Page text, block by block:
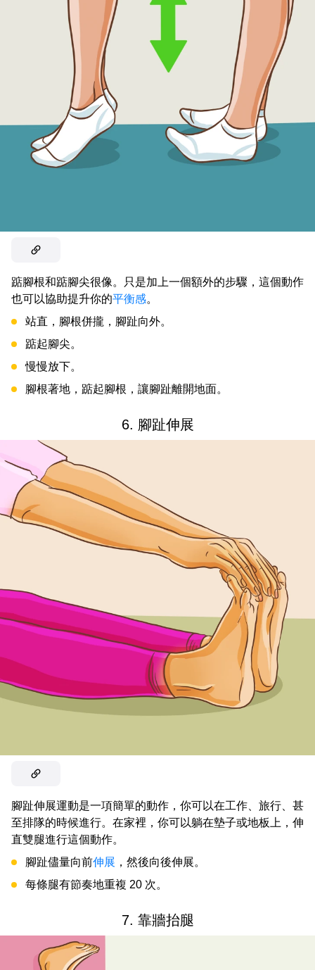
踮腳根和踮腳尖很像。只是加上一個額外的步驟，這個動作
也可以協助提升你的平衡感。
站直，腳根併攏，腳趾向外。
踮起腳尖。
慢慢放下。
腳根著地，踮起腳根，讓腳趾離開地面。
6. 腳趾伸展
腳趾伸展運動是一項簡單的動作，你可以在工作、旅行、甚
至排隊的時候進行。在家裡，你可以躺在墊子或地板上，伸
直雙腿進行這個動作。
腳趾儘量向前伸展 ，然後向後伸展。
每條腿有節奏地重複 20 次。
7. 靠牆抬腿